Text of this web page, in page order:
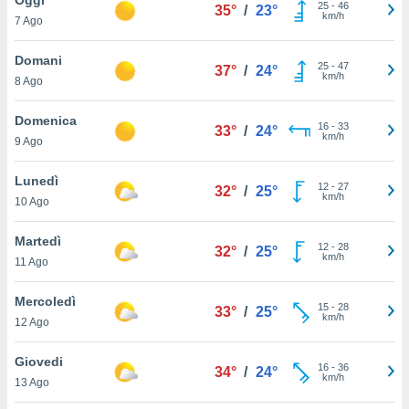
è
al sito
di
ci
di
il
un
la
nella
7 Ago
35° / 23° 25- 46
km/h
Domani
8 Ago
37° / 24° 25- 47
km/h
Domenica
9 Ago
33° / 24° 16- 33
km/h
Lunedì
10 Ago
32° / 25° 12- 27
km/h
Martedì
11 Ago
32° / 25° 12- 28
km/h
Mercoledì
12 Ago
33° / 25° 15- 28
km/h
Giovedi
13 Ago
34° / 24° 16- 36
km/h